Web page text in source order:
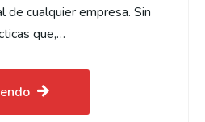
de cualquier empresa. Sin
que,…